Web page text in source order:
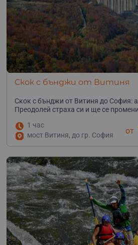
Скок с бънджи от Витиня
Скок с бънджи от Витиня до София:
Преодолей страха си и ще се
1 час
мост Витиня, до гр. София
от